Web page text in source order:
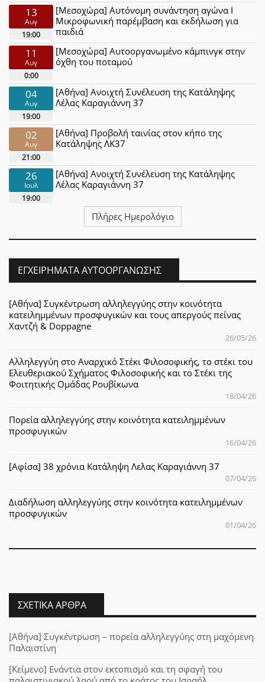
13
Αυγ
19:00
[Μεσοχώρα] Αυτόνομη συνάντηση αγώνα Ι
Μικροφωνική παρέμβαση και εκδήλωση για
παιδιά
11
Αυγ
0:00
[Μεσοχώρα] Αυτοοργανωμένο κάμπινγκ στην
όχθη του ποταμού
04
Αυγ
19:00
[Αθήνα] Ανοιχτή Συνέλευση της Κατάληψης
Λέλας Καραγιάννη 37
02
Αυγ
21:00
[Αθήνα] Προβολή ταινίας στον κήπο της
Κατάληψης ΛΚ37
26
Ιουλ
19:00
[Αθήνα] Ανοιχτή Συνέλευση της Κατάληψης
Λέλας Καραγιάννη 37
Πλήρες Ημερολόγιο
ΕΓΧΕΙΡΉΜΑΤΑ ΑΥΤΟΟΡΓΆΝΩΣΗΣ
[Αθήνα] Συγκέντρωση αλληλεγγύης στην κοινότητα
κατειλημμένων προσφυγικών και τους απεργούς πείνας
Χαντζή & Doppagne
26/05/26
Αλληλεγγύη στο Αναρχικό Στέκι Φιλοσοφικής, το στέκι του
Ελευθεριακού Σχήματος Φιλοσοφικής και το Στέκι της
Φοιτητικής Ομάδας Ρουβίκωνα
18/04/26
Πορεία αλληλεγγύης στην κοινότητα κατειλημμένων
προσφυγικών
16/04/26
[Αφίσα] 38 χρόνια Κατάληψη Λελας Καραγιάννη 37
07/04/26
Διαδήλωση αλληλεγγύης στην κοινότητα κατειλημμένων
προσφυγικών
01/04/26
ΣΧΕΤΙΚΆ ΆΡΘΡΑ
[Αθήνα] Συγκέντρωση – πορεία αλληλεγγύης στη μαχόμενη
Παλαιστίνη
[Κείμενο] Ενάντια στον εκτοπισμό και τη σφαγή του